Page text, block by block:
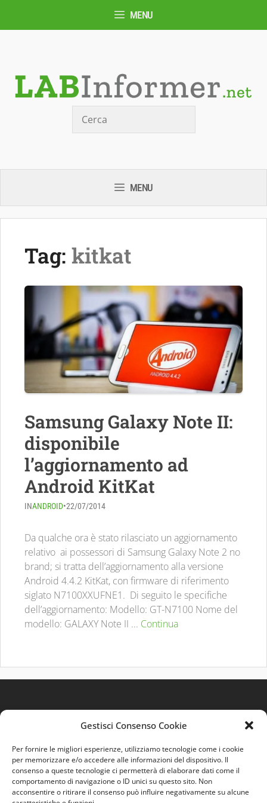
Gestisci Consenso Cookie
Per fornire le migliori esperienze, utilizziamo tecnologie come i cookie
per memorizzare e/o accedere alle informazioni del dispositivo. Il
consenso a queste tecnologie ci permetterà di elaborare dati come il
comportamento di navigazione o ID unici su questo sito. Non
acconsentire o ritirare il consenso può influire negativamente su alcune
MENU
MENU
Tag: kitkat
Samsung Galaxy Note II:
disponibile
l’aggiornamento ad
Android KitKat
INANDROID•22/07/2014
Da qualche ora è stato rilasciato un aggiornamento
relativo ai possessori di Samsung Galaxy Note 2 no
brand; si tratta dell’aggiornamento alla versione
Android 4.4.2 KitKat, con firmware di riferimento
siglato N7100XXUFNE1. Di seguito le specifiche
dell’aggiornamento: Modello: GT-N7100 Nome del
modello: GALAXY Note II ... Continua
Quest'opera è distribuita con LicenzaCreative
Commons 3.0 Italia.